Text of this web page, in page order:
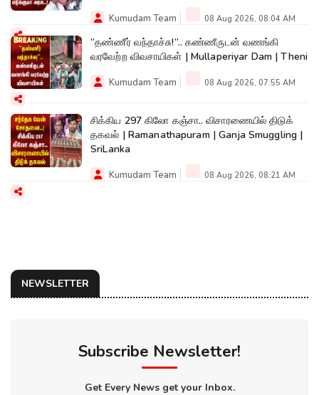
Kumudam Team 08 Aug 2026, 08:04 AM
“தண்ணீர் வந்தாச்சு!”.. கண்ணீருடன் வணங்கி
வரவேற்ற விவசாயிகள் | Mullaperiyar Dam | Theni
Kumudam Team 08 Aug 2026, 07:55 AM
சிக்கிய 297 கிலோ கஞ்சா.. விசாரணையில் திடுக்
தகவல் | Ramanathapuram | Ganja Smuggling |
SriLanka
Kumudam Team 08 Aug 2026, 08:21 AM
NEWSLETTER
Subscribe Newsletter!
Get Every News get your Inbox.